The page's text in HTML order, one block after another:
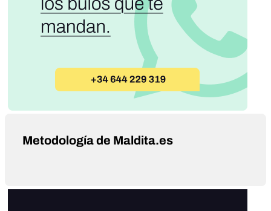
Metodología de Maldita.es